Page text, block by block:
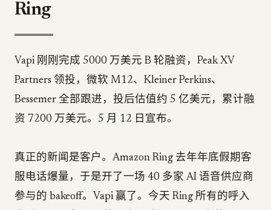
Ring
Vapi 刚刚完成 5000 万美元 B 轮融资，Peak XV
Partners 领投，微软 M12、Kleiner Perkins、
Bessemer 全部跟进，投后估值约 5 亿美元，累计融
资 7200 万美元。5 月 12 日宣布。
真正的新闻是客户。Amazon Ring 去年年底假期客
服电话爆量，于是开了一场 40 多家 AI 语音供应商
参与的 bakeoff。Vapi 赢了。今天 Ring 所有的呼入